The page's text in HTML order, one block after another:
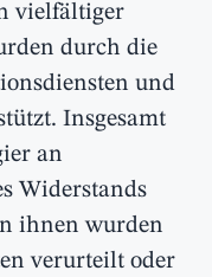
vielfältiger
durch die
und
Insgesamt
an
Widerstands
ihnen wurden
verurteilt oder